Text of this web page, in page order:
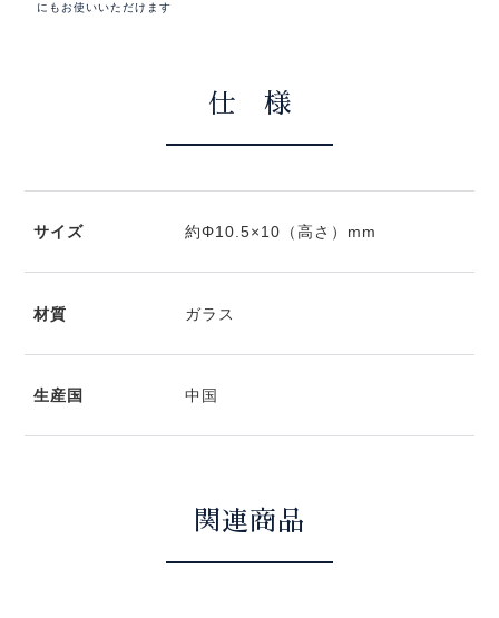
にもお使いいただけます
仕 様
サイズ 約Φ10.5×10（高さ）mm
材質 ガラス
生産国 中国
関連商品